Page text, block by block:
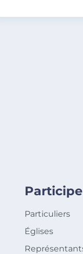
Particuliers
Églises